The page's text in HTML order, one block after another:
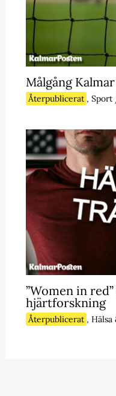
Målgång Kalmar
Återpublicerat , Sport
”Women in
hjärtforskning
Återpublicerat , Hälsa